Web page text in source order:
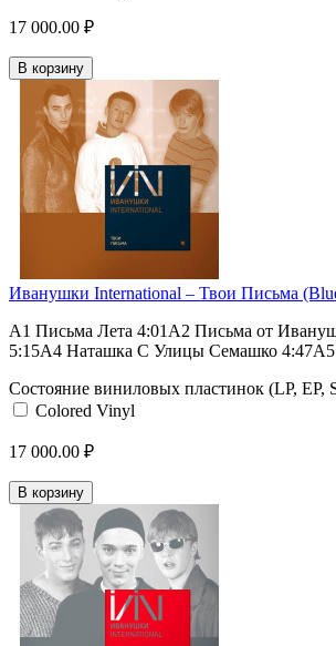
17 000.00 ₽
В корзину
Иванушки International – Твои Письма
A1 Письма Лета 4:01A2 Письма от
5:15A4 Наташка С Улицы Семашко
Состояние виниловых пластинок (LP, EP,
Colored Vinyl
17 000.00 ₽
В корзину